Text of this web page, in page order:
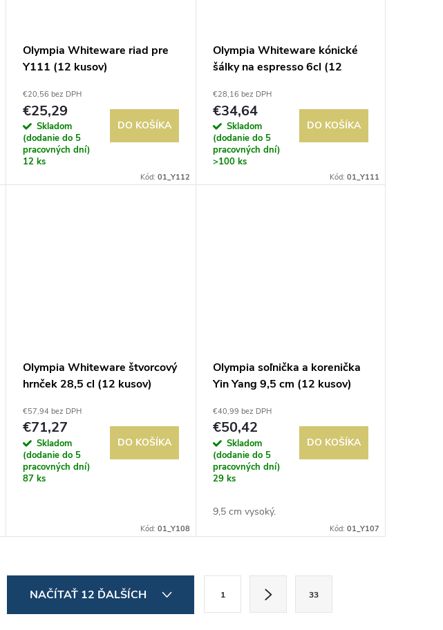
Olympia Whiteware riad pre
Y111 (12 kusov)
€20,56 bez DPH
€25,29
Skladom
(dodanie do 5
pracovných dní)
12 ks
DO KOŠÍKA
Kód: 01_Y112
Olympia Whiteware kónické
šálky na espresso 6cl (12
€28,16 bez DPH
€34,64
Skladom
(dodanie do 5
pracovných dní)
>100 ks
DO KOŠÍKA
Kód: 01_Y111
Olympia Whiteware štvorcový
hrnček 28,5 cl (12 kusov)
€57,94 bez DPH
€71,27
Skladom
(dodanie do 5
pracovných dní)
87 ks
DO KOŠÍKA
Kód: 01_Y108
Olympia soľnička a korenička
Yin Yang 9,5 cm (12 kusov)
€40,99 bez DPH
€50,42
Skladom
(dodanie do 5
pracovných dní)
29 ks
DO KOŠÍKA
9,5 cm vysoký.
Kód: 01_Y107
NAČÍTAŤ 12 ĎALŠÍCH 1 33